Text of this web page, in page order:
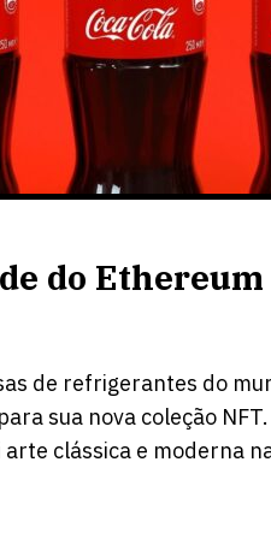
do
de refrigerantes do
sua nova coleção
clássica e moderna